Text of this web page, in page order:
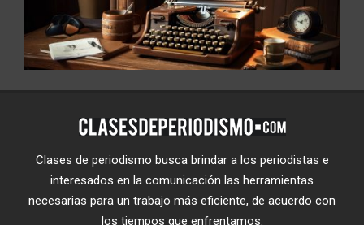
Clases de periodismo busca brindar a los periodistas e
interesados en la comunicación las herramientas
necesarias para un trabajo más eficiente, de acuerdo con
los tiempos que enfrentamos.